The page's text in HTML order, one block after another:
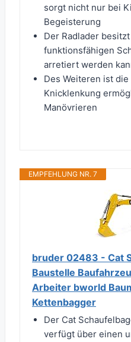
sorgt nicht nur bei
Begeisterung
Der Radlader
funktionsfähigen
arretiert werden
Des Weiteren ist
Knicklenkung
Manövrieren
EMPFEHLUNG NR. 7
bruder 02483 - Cat
Baustelle
Arbeiter bworld
Kettenbagger
Der Cat
verfügt über einen